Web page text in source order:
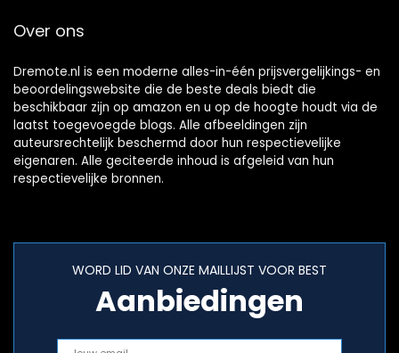
Over ons
Dremote.nl is een moderne alles-in-één prijsvergelijkings- en
beoordelingswebsite die de beste deals biedt die
beschikbaar zijn op amazon en u op de hoogte houdt via de
laatst toegevoegde blogs. Alle afbeeldingen zijn
auteursrechtelijk beschermd door hun respectievelijke
eigenaren. Alle geciteerde inhoud is afgeleid van hun
respectievelijke bronnen.
WORD LID VAN ONZE MAILLIJST VOOR BEST
Aanbiedingen